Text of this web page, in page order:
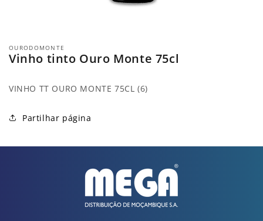
multimédia
1
OURODOMONTE
Vinho tinto Ouro Monte 75cl
VINHO TT OURO MONTE 75CL (6)
Partilhar página